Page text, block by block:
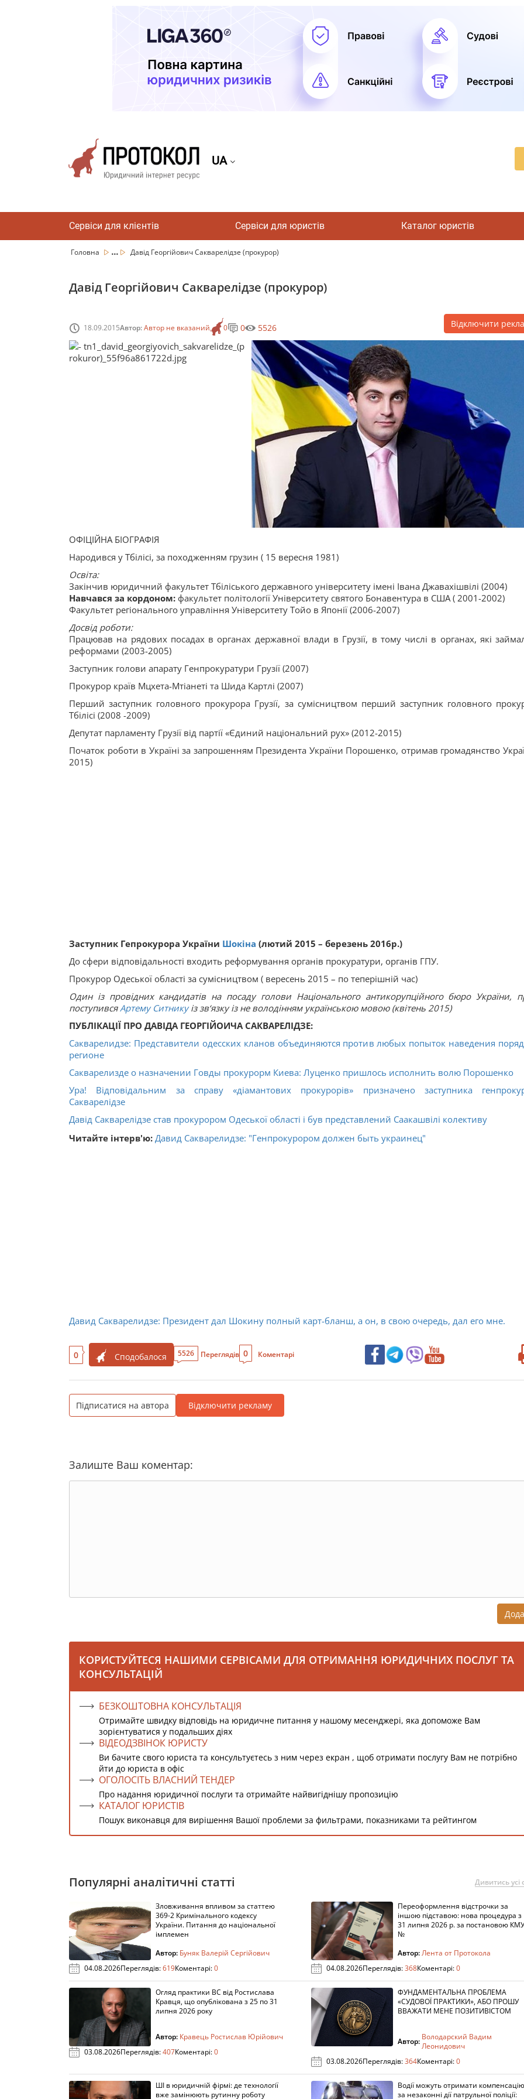
UA
Сервіси для клієнтів Сервіси для юристів Каталог юристів
Головна ... Давід Георгійович Сакварелідзе (прокурор)
Давід Георгійович Сакварелідзе (прокурор)
18.09.2015Автор:Автор не вказаний 0 0 5526 Відключити
ОФІЦІЙНА БІОГРАФІЯ
Народився у Тбілісі, за походженням грузин ( 15 вересня 1981)
Освіта:
Закінчив юридичний факультет Тбіліського державного університету імені Івана Джавахішвілі (2004)
Навчався за кордоном: факультет політології Університету святого Бонавентура в США ( 2001-2002)
Факультет регіонального управління Університету Тойо в Японії (2006-2007)
Досвід роботи:
Працював на рядових посадах в органах державної влади в Грузії, в тому числі в органах, які
реформами (2003-2005)
Заступник голови апарату Генпрокуратури Грузії (2007)
Прокурор країв Мцхета-Мтіанеті та Шида Картлі (2007)
Перший заступник головного прокурора Грузії, за сумісництвом перший заступник головного
Тбілісі (2008 -2009)
Депутат парламенту Грузії від партії «Єдиний національний рух» (2012-2015)
Початок роботи в Україні за запрошенням Президента України Порошенко, отримав громадянство
2015)
Заступник Гепрокурора України Шокіна (лютий 2015 – березень 2016р.)
До сфери відповідальності входить реформування органів прокуратури, органів ГПУ.
Прокурор Одеської області за сумісництвом ( вересень 2015 – по теперішній час)
Один із провідних кандидатів на посаду голови Національного антикорупційного бюро України,
поступивсяАртему Ситникуіз зв‘язку із не володінням українською мовою (квітень 2015)
ПУБЛІКАЦІЇ ПРО ДАВІДА ГЕОРГІЙОИЧА САКВАРЕЛІДЗЕ:
Сакварелидзе: Представители одесских кланов объединяются против любых попыток наведения
регионе
Сакварелизде о назначении Говды прокурорм Киева: Луценко пришлось исполнить волю Порошенко
Ура! Відповідальним за справу «діамантових прокурорів» призначено заступника
Сакварелідзе
Давід Сакварелідзе став прокурором Одеської області і був представлений Саакашвілі колективу
Читайте інтерв'ю: Давид Сакварелидзе: "Генпрокурором должен быть украинец"
Давид Сакварелидзе: Президент дал Шокину полный карт-бланш, а он, в свою очередь, дал его мне.
0 Сподобалося 5526 Переглядів 0 Коментарі
Підписатися на автора Відключити рекламу
Залиште Ваш коментар:
КОРИСТУЙТЕСЯ НАШИМИ СЕРВІСАМИ ДЛЯ ОТРИМАННЯ ЮРИДИЧНИХ ПОСЛУГ ТА
КОНСУЛЬТАЦІЙ
БЕЗКОШТОВНА КОНСУЛЬТАЦІЯ
Отримайте швидку відповідь на юридичне питання у нашому месенджері, яка допоможе Вам
зорієнтуватися у подальших діях
ВІДЕОДЗВІНОК ЮРИСТУ
Ви бачите свого юриста та консультуєтесь з ним через екран , щоб отримати послугу Вам не потрібно
йти до юриста в офіс
ОГОЛОСІТЬ ВЛАСНИЙ ТЕНДЕР
Про надання юридичної послуги та отримайте найвигіднішу пропозицію
КАТАЛОГ ЮРИСТІВ
Пошук виконавця для вирішення Вашої проблеми за фильтрами, показниками та рейтингом
Популярні аналітичні статті Дивитись усі
Зловживання впливом за статтею
369-2 Кримінального кодексу
України. Питання до національної
імплемен
Автор: Буняк Валерій Сергійович
04.08.2026Переглядів:619Коментарі:0
Переоформлення відстрочки за
іншою підставою: нова процедура з
31 липня 2026 р. за постановою КМУ
№
Автор:Лента от Протокола
04.08.2026Переглядів:368Коментарі:0
Огляд практики ВС від Ростислава
Кравця, що опублікована з 25 по 31
липня 2026 року
Автор: Кравець Ростислав Юрійович
03.08.2026Переглядів:407Коментарі:0
ФУНДАМЕНТАЛЬНА ПРОБЛЕМА
«СУДОВОЇ ПРАКТИКИ», АБО ПРОШУ
ВВАЖАТИ МЕНЕ ПОЗИТИВІСТОМ
Автор: Володарский Вадим
Леонидович
03.08.2026Переглядів:364Коментарі:0
ШІ в юридичній фірмі: де технології
вже замінюють рутинну роботу
Водії можуть отримати компенсацію
за незаконні дії патрульної поліції: